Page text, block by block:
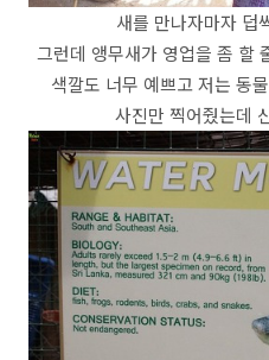
새를 만나자마자 덥
그런데 앵무새가 영업을 좀 할
색깔도 너무 예쁘고 저는 동
사진만 찍어줬는데